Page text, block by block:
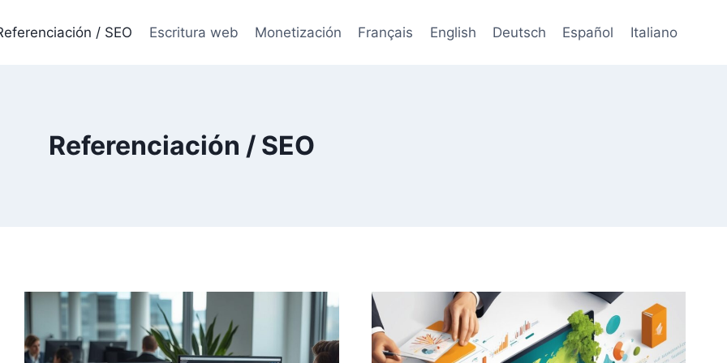
/ SEO Escritura web Monetización Français English Deutsch Español Italiano
Referenciación / SEO